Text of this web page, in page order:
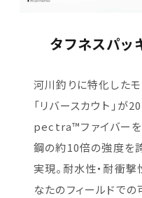
タフネスパッ
河川釣りに特化した
「リバースカウト」が
pectra™ファイバー
鋼の約10倍の強度を
実現。耐水性・耐衝
なたのフィールドで